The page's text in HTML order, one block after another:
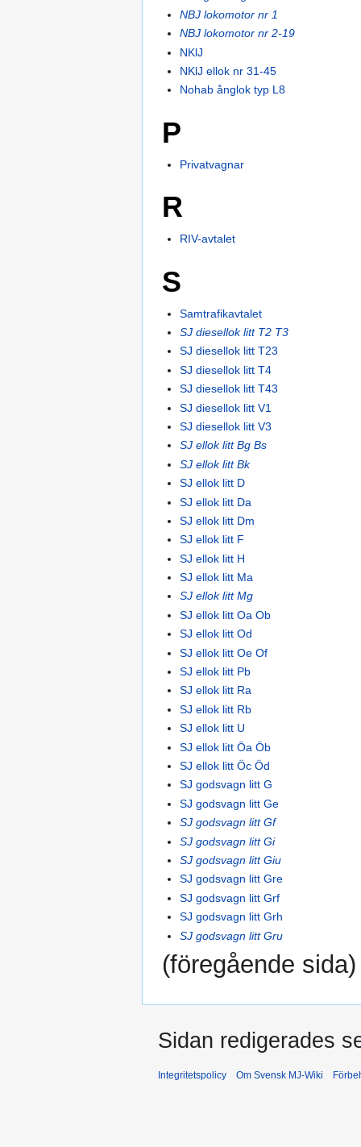
NBJ lokomotor nr 1
NBJ lokomotor nr 2-19
NKlJ
NKlJ ellok nr 31-45
Nohab ånglok typ L8
P
Privatvagnar
R
RIV-avtalet
S
Samtrafikavtalet
SJ diesellok litt T2 T3
SJ diesellok litt T23
SJ diesellok litt T4
SJ diesellok litt T43
SJ diesellok litt V1
SJ diesellok litt V3
SJ ellok litt Bg Bs
SJ ellok litt Bk
SJ ellok litt D
SJ ellok litt Da
SJ ellok litt Dm
SJ ellok litt F
SJ ellok litt H
SJ ellok litt Ma
SJ ellok litt Mg
SJ ellok litt Oa Ob
SJ ellok litt Od
SJ ellok litt Oe Of
SJ ellok litt Pb
SJ ellok litt Ra
SJ ellok litt Rb
SJ ellok litt U
SJ ellok litt Öa Öb
SJ ellok litt Öc Öd
SJ godsvagn litt G
SJ godsvagn litt Ge
SJ godsvagn litt Gf
SJ godsvagn litt Gi
SJ godsvagn litt Giu
SJ godsvagn litt Gre
SJ godsvagn litt Grf
SJ godsvagn litt Grh
SJ godsvagn litt Gru
(föregående
Sidan redigerades
Integritetspolicy Om Svensk MJ-Wiki